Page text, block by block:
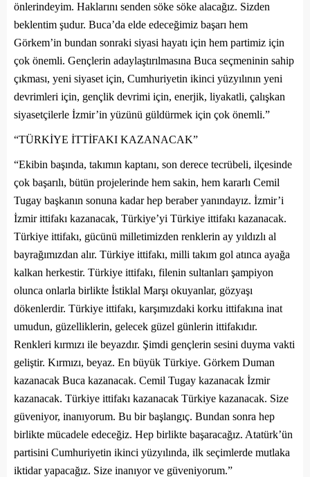
önlerindeyim. Haklarını senden söke söke alacağız. Sizden
beklentim şudur. Buca’da elde edeceğimiz başarı hem
Görkem’in bundan sonraki siyasi hayatı için hem partimiz için
çok önemli. Gençlerin adaylaştırılmasına Buca seçmeninin sahip
çıkması, yeni siyaset için, Cumhuriyetin ikinci yüzyılının yeni
devrimleri için, gençlik devrimi için, enerjik, liyakatli, çalışkan
siyasetçilerle İzmir’in yüzünü güldürmek için çok önemli.”
“TÜRKİYE İTTİFAKI KAZANACAK”
“Ekibin başında, takımın kaptanı, son derece tecrübeli, ilçesinde
çok başarılı, bütün projelerinde hem sakin, hem kararlı Cemil
Tugay başkanın sonuna kadar hep beraber yanındayız. İzmir’i
İzmir ittifakı kazanacak, Türkiye’yi Türkiye ittifakı kazanacak.
Türkiye ittifakı, gücünü milletimizden renklerin ay yıldızlı al
bayrağımızdan alır. Türkiye ittifakı, milli takım gol atınca ayağa
kalkan herkestir. Türkiye ittifakı, filenin sultanları şampiyon
olunca onlarla birlikte İstiklal Marşı okuyanlar, gözyaşı
dökenlerdir. Türkiye ittifakı, karşımızdaki korku ittifakına inat
umudun, güzelliklerin, gelecek güzel günlerin ittifakıdır.
Renkleri kırmızı ile beyazdır. Şimdi gençlerin sesini duyma vakti
geliştir. Kırmızı, beyaz. En büyük Türkiye. Görkem Duman
kazanacak Buca kazanacak. Cemil Tugay kazanacak İzmir
kazanacak. Türkiye ittifakı kazanacak Türkiye kazanacak. Size
güveniyor, inanıyorum. Bu bir başlangıç. Bundan sonra hep
birlikte mücadele edeceğiz. Hep birlikte başaracağız. Atatürk’ün
partisini Cumhuriyetin ikinci yüzyılında, ilk seçimlerde mutlaka
iktidar yapacağız. Size inanıyor ve güveniyorum.”